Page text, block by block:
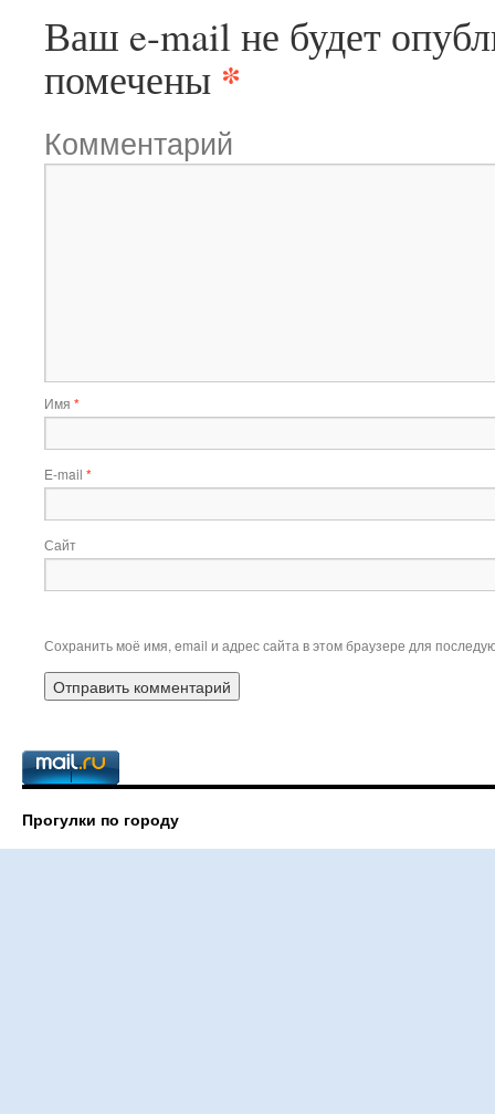
Ваш e-mail не будет
помечены *
Комментарий
Имя *
E-mail *
Сайт
Сохранить моё имя, email и адрес сайта в этом браузере для
Прогулки по городу